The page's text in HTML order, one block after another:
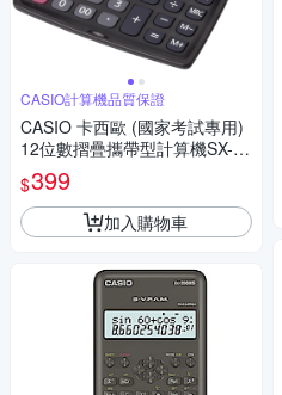
CASIO計算機品質保證
CASIO 卡西歐 (國家考試專用)
12位數摺疊攜帶型計算機SX-22
$399
加入購物車